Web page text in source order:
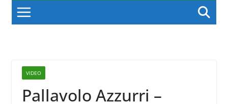
VIDEO
Pallavolo Azzurri –